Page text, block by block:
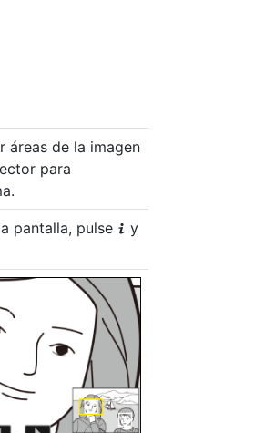
áreas de la imagen
para
pantalla, pulse i y